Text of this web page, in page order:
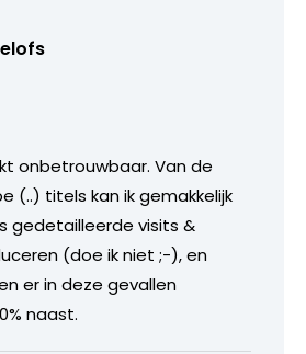
onbetrouwbaar. Van de
(..) titels kan ik gemakkelijk
gedetailleerde visits &
(doe ik niet ;-), en
er in deze gevallen
naast.